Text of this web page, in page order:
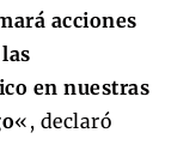
acciones
en nuestras
«, declaró